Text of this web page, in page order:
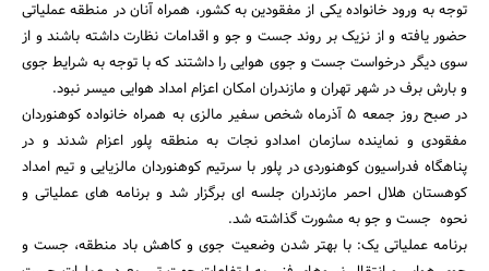
توجه به ورود خانواده یکی از مفقودین به کشور، همراه آنان در منطقه عملیاتی
حضور یافته و از نزیک بر روند جست و جو و اقدامات نظارت داشته باشند و از
سوی دیگر درخواست جست و جوی هوایی را داشتند که با توجه به شرایط جوی
و بارش برف در شهر تهران و مازندران امکان اعزام امداد هوایی میسر نبود.
در صبح روز جمعه 5 آذرماه شخص سفیر مالزی به همراه خانواده کوهنوردان
مفقودی و نماینده سازمان امدادو نجات به منطقه پلور اعزام شدند و در
پناهگاه فدراسیون کوهنوردی در پلور با سرتیم کوهنوردان مالزیایی و تیم امداد
کوهستان هلال احمر مازندران جلسه ای برگزار شد و برنامه های عملیاتی و
نحوه جست و جو به مشورت گذاشته شد.
برنامه عملیاتی یک: با بهتر شدن وضعیت جوی و کاهش باد منطقه، جست و